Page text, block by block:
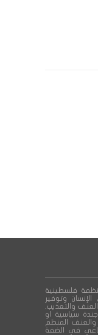
فلسطينية
وتوفير
والتعذيب.
سياسية او
والعنف المنظم
في الضفة